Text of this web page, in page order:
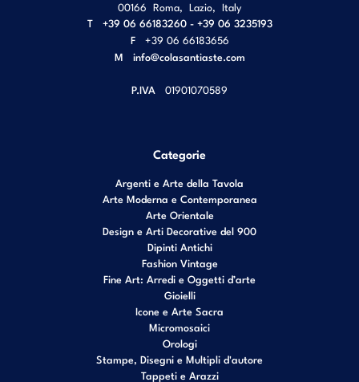
00166 Roma, Lazio, Italy
T
+39 06 66183260 - +39 06 3235193
F
+39 06 66183656
M info@colasantiaste.com
P.IVA 01901070589
Categorie
Argenti e Arte della Tavola
Arte Moderna e Contemporanea
Arte Orientale
Design e Arti Decorative del 900
Dipinti Antichi
Fashion Vintage
Fine Art: Arredi e Oggetti d’arte
Gioielli
Icone e Arte Sacra
Micromosaici
Orologi
Stampe, Disegni e Multipli d'autore
Tappeti e Arazzi